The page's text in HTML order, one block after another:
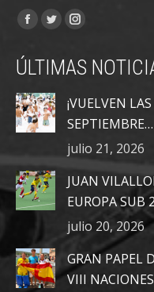
Encuéntranos en:
Facebook
opens
in
new
window
Twitter
opens
in
new
window
Instagram
opens
new
window
ÚLTIMAS
¡VUELVEN
SEPTIEMBRE…
julio 21, 2026
JUAN
EUROPA SUB
julio 20, 2026
GRAN PAPEL
VIII